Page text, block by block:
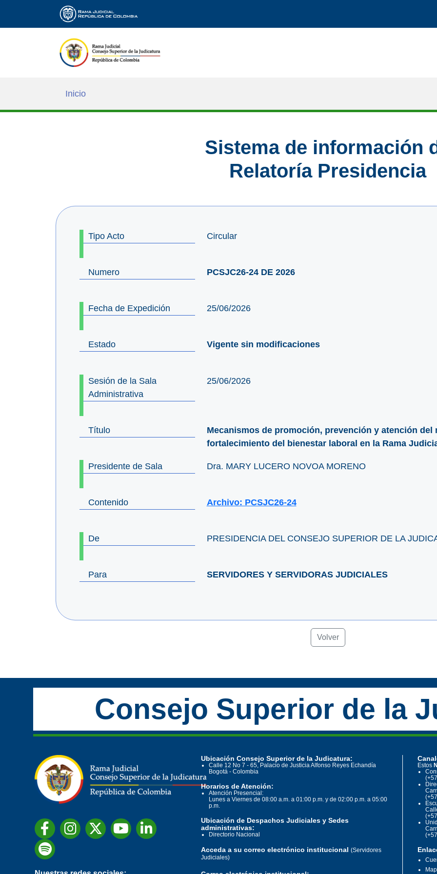
Inicio
Sistema de información
Relatoría Presidencia
Tipo Acto Circular
Numero PCSJC26-24 DE 2026
Fecha de Expedición 25/06/2026
Estado Vigente sin modificaciones
Sesión de la Sala
Administrativa
25/06/2026
Título
Mecanismos de promoción, prevención y atención
fortalecimiento del bienestar laboral en la Rama
Presidente de Sala Dra. MARY LUCERO NOVOA MORENO
Contenido Archivo: PCSJC26-24
De PRESIDENCIA DEL CONSEJO SUPERIOR DE LA
Para SERVIDORES Y SERVIDORAS JUDICIALES
Volver
Consejo Superior de la
Ubicación Consejo Superior de la Judicatura:
Calle 12 No 7 - 65, Palacio de Justicia Alfonso Reyes Echandía
Bogotá - Colombia
Horarios de Atención:
Atención Presencial:
Lunes a Viernes de 08:00 a.m. a 01:00 p.m. y de 02:00 p.m. a 05:00
p.m.
Ubicación de Despachos Judiciales y Sedes
administrativas:
Directorio Nacional
Estos
Acceda a su correo electrónico institucional (Servidores
Judiciales)